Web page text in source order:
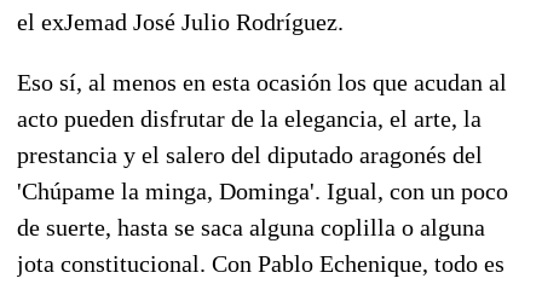
el exJemad José Julio Rodríguez.
Eso sí, al menos en esta ocasión los que acudan al
acto pueden disfrutar de la elegancia, el arte, la
prestancia y el salero del diputado aragonés del
'Chúpame la minga, Dominga'. Igual, con un poco
de suerte, hasta se saca alguna coplilla o alguna
jota constitucional. Con Pablo Echenique, todo es